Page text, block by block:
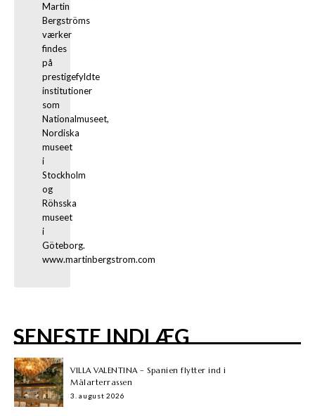
Martin
Bergströms
værker
findes
på
prestigefyldte
institutioner
som
Nationalmuseet,
Nordiska
museet
i
Stockholm
og
Röhsska
museet
i
www.martinbergstrom.com
SENESTE INDLÆG
VILLA VALENTINA – Spanien flytter ind i
Mälarterrassen
3. august 2026